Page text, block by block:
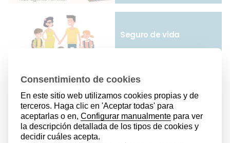
Seguro de vida